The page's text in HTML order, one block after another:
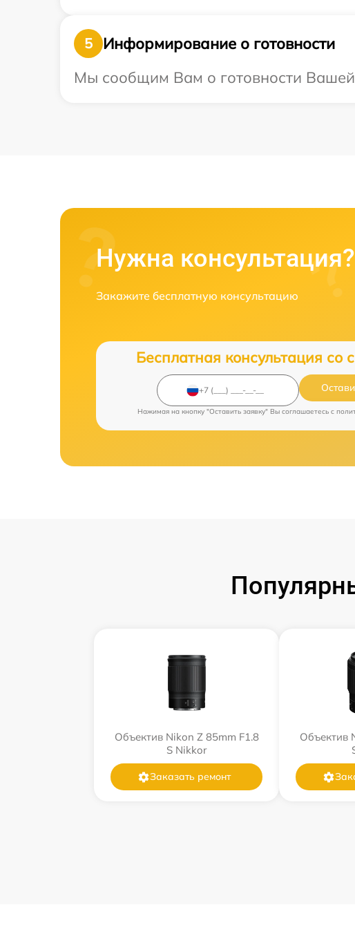
5
Информирование о готовности
Мы сообщим Вам о готовности Вашей
Нужна консультация?
Закажите бесплатную консультацию
Бесплатная консультация со
Нажимая на кнопку "Оставить заявку" Вы соглашаетесь c
Объектив Nikon Z 85mm F1.8
S Nikkor
Заказать ремонт
Объектив